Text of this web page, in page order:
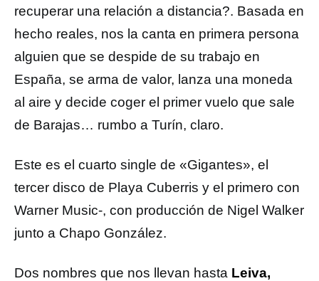
recuperar una relación a distancia?. Basada en
hecho reales, nos la canta en primera persona
alguien que se despide de su trabajo en
España, se arma de valor, lanza una moneda
al aire y decide coger el primer vuelo que sale
de Barajas… rumbo a Turín, claro.
Este es el cuarto single de «Gigantes», el
tercer disco de Playa Cuberris y el primero con
Warner Music-, con producción de Nigel Walker
junto a Chapo González.
Dos nombres que nos llevan hasta Leiva,